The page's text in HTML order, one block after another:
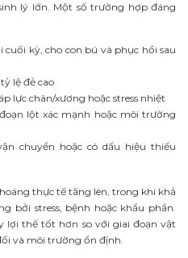
lý lớn. Một số trường hợp đáng
cuối kỳ, cho con bú và phục hồi sau
lệ đẻ cao
lực chân/xương hoặc stress nhiệt
lột xác mạnh hoặc môi trường
chuyển hoặc có dấu hiệu thiếu
thực tế tăng lên, trong khi khả
bởi stress, bệnh hoặc khẩu phần.
lợi thế tốt hơn so với giai đoạn vật
và môi trường ổn định.